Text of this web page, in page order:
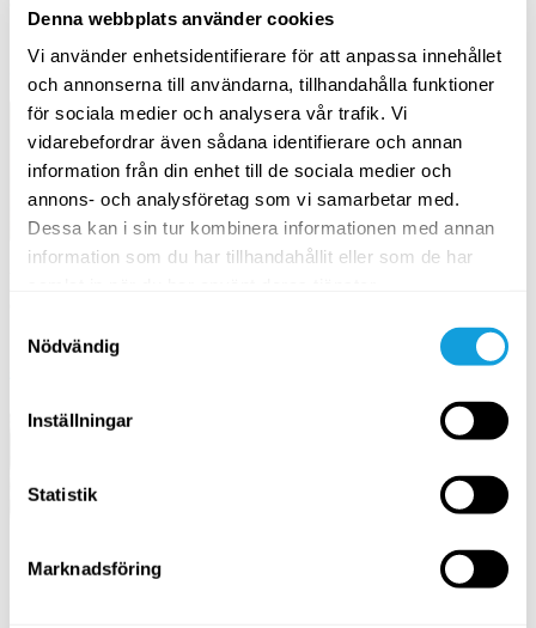
Denna webbplats använder cookies
Vi använder enhetsidentifierare för att anpassa innehållet
och annonserna till användarna, tillhandahålla funktioner
för sociala medier och analysera vår trafik. Vi
vidarebefordrar även sådana identifierare och annan
information från din enhet till de sociala medier och
annons- och analysföretag som vi samarbetar med.
Dessa kan i sin tur kombinera informationen med annan
information som du har tillhandahållit eller som de har
Nödvändig
Inställningar
Statistik
Marknadsföring
sara@yogobe.com
Sara Jakobsson
Mailadress:
Samir Timezgida
Camilla Dahlqvist Peter Munteanu